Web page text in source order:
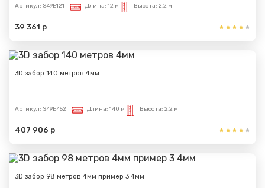
Артикул: S49E121 Длина: 12 м Высота: 2,2 м
39 361 р
3D забор 140 метров 4мм
Артикул: S49E452 Длина: 140 м Высота: 2,2 м
407 906 р
3D забор 98 метров 4мм пример 3 4мм